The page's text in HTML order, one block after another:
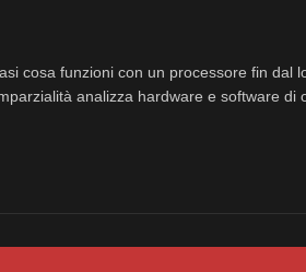
cosa funzioni con un processore fin
analizza hardware e software di